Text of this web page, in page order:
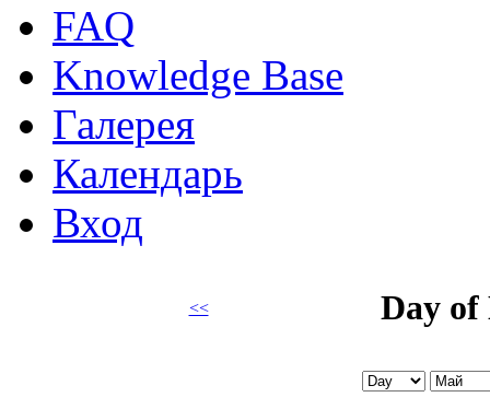
FAQ
Knowledge Base
Галерея
Календарь
Вход
<< Day of